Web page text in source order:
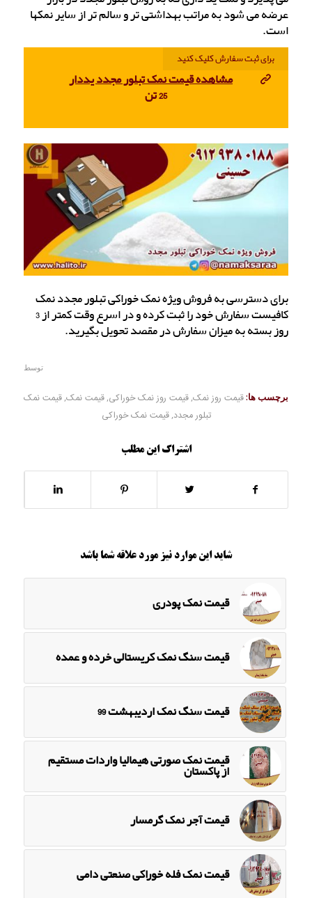
عرضه می شود به مراتب بهداشتی تر و سالم تر از سایر نمکها
است.
برای ثبت سفارش کلیک کنید
مشاهده قیمت نمک تبلور مجدد یددار
25 تن
برای دسترسی به فروش ویژه نمک خوراکی تبلور مجدد نمک
کافیست سفارش خود را ثبت کرده و در اسرع وقت کمتر از 3
روز بسته به میزان سفارش در مقصد تحویل بگیرید.
توسط
برچسب ها:قیمت روز نمک, قیمت روز نمک خوراکی, قیمت نمک, قیمت نمک
تبلور مجدد,قیمت نمک خوراکی
اشتراک این مطلب
شاید این موارد نیز مورد علاقه شما باشد
قیمت نمک پودری
قیمت سنگ نمک کریستالی خرده و عمده
قیمت سنگ نمک اردیبهشت 99
قیمت نمک صورتی هیمالیا واردات مستقیم
از پاکستان
قیمت آجر نمک گرمسار
قیمت نمک فله خوراکی صنعتی دامی